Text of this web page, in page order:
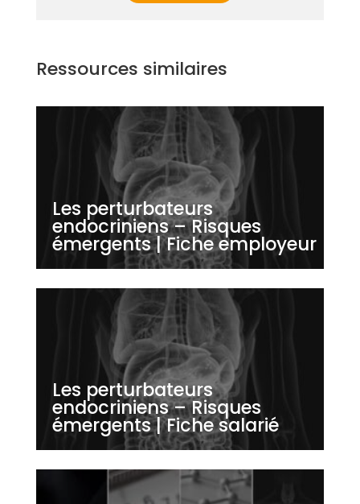
Ressources similaires
Les perturbateurs
endocriniens – Risques
émergents | Fiche employeur
Les perturbateurs
endocriniens – Risques
émergents | Fiche salarié